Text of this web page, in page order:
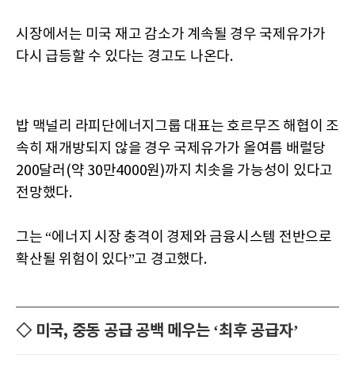
시장에서는 미국 재고 감소가 계속될 경우 국제유가가
다시 급등할 수 있다는 경고도 나온다.
밥 맥널리 라피단에너지그룹 대표는 호르무즈 해협이 조
속히 재개방되지 않을 경우 국제유가가 올여름 배럴당
200달러(약 30만4000원)까지 치솟을 가능성이 있다고
전망했다.
그는 “에너지 시장 충격이 경제와 금융시스템 전반으로
확산될 위험이 있다”고 경고했다.
◇ 미국, 중동 공급 공백 메우는 ‘최후 공급자’